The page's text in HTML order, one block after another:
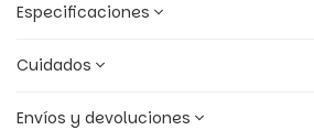
Especificaciones
Cuidados
Envíos y devoluciones